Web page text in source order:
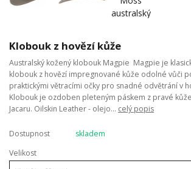
Klobouk z hovězí kůže
Australský kožený klobouk Magpie Magpie je
klobouk z hovězí impregnované kůže odolné vůči
praktickými větracími očky pro snadné odvětrání v
Klobouk je ozdoben pleteným páskem z pravé
Jacaru. Oilskin Leather - olejo... celý popis
Dostupnost
skladem
Velikost